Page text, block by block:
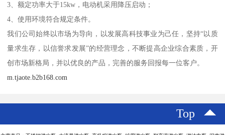
3、额定功率大于15kw，电动机采用降压启动；
4、使用环境符合规定条件。
我们公司始终以市场为导向，以发展高科技事业为己任，坚持“以质
量求生存，以信誉求发展”的经营理念，不断提高企业综合素质，开
创市场新格局，并以优良的产品，完善的服务回报每一位客户。
m.tjaote.b2b168.com
Top